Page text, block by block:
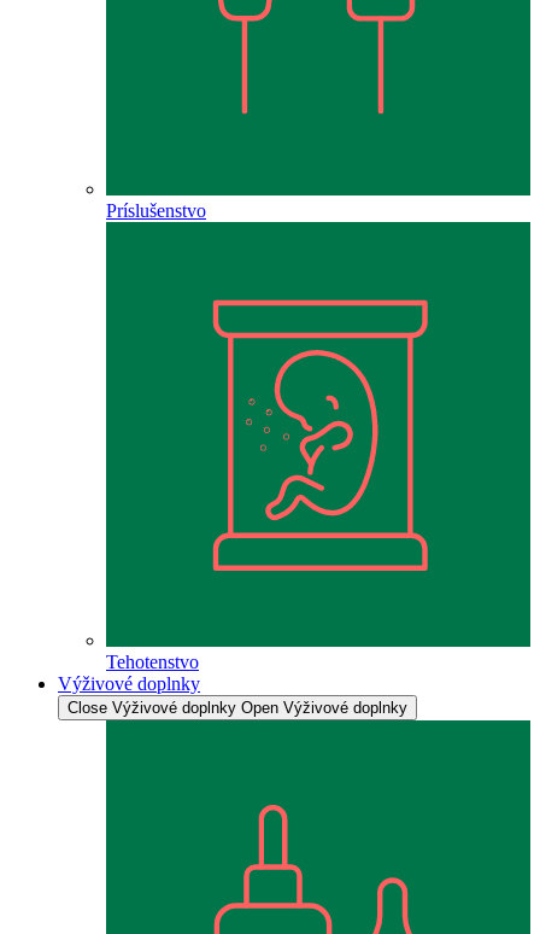
Príslušenstvo
Tehotenstvo
Výživové doplnky
Close Výživové doplnky Open Výživové doplnky